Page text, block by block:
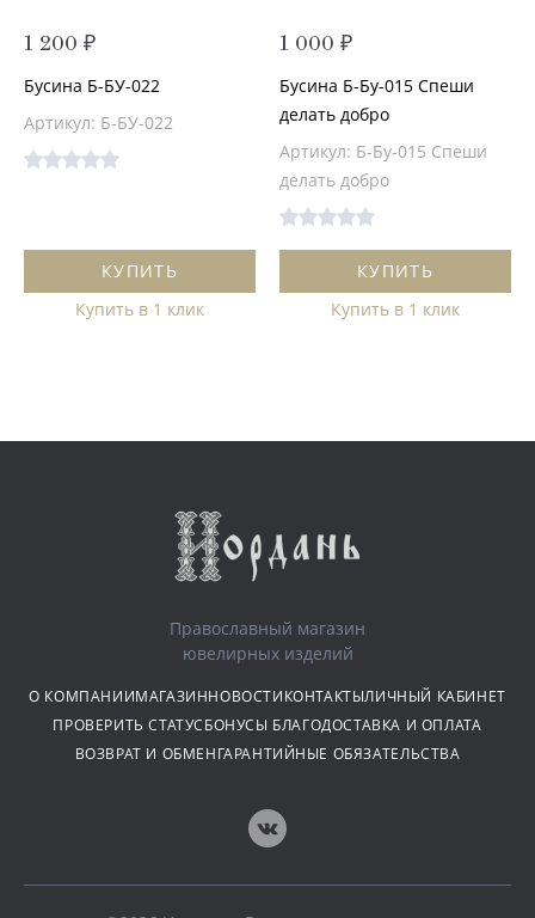
1 200 ₽
Бусина Б-БУ-022
Артикул: Б-БУ-022
КУПИТЬ
Купить в 1 клик
1 000 ₽
Бусина Б-Бу-015 Спеши
делать добро
Артикул: Б-Бу-015 Спеши
делать добро
КУПИТЬ
Купить в 1 клик
Православный магазин
ювелирных изделий
О КОМПАНИИМАГАЗИННОВОСТИКОНТАКТЫЛИЧНЫЙ КАБИНЕТ
ПРОВЕРИТЬ СТАТУСБОНУСЫ БЛАГОДОСТАВКА И ОПЛАТА
ВОЗВРАТ И ОБМЕНГАРАНТИЙНЫЕ ОБЯЗАТЕЛЬСТВА